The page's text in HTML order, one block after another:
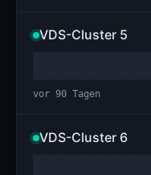
VDS-Cluster 5
vor 90 Tagen
VDS-Cluster 6